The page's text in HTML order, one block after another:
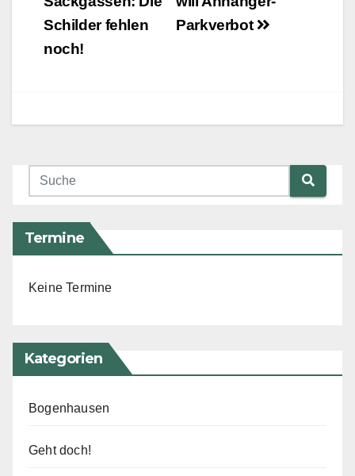
Parkverbot
Schilder fehlen
noch!
Termine
Keine Termine
Kategorien
Bogenhausen
Geht doch!